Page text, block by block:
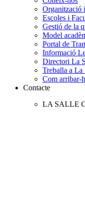
Organització
Escoles i
Gestió de la
Model
Portal de
Informació
Directori La
Treballa a La
Com arribar-
Contacte
LA SALLE